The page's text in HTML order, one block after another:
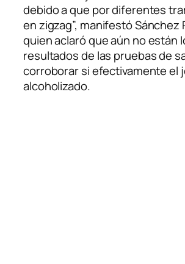
debido a que por diferentes
en zigzag”, manifestó Sánchez
quien aclaró que aún no están
resultados de las pruebas de
corroborar si efectivamente el
alcoholizado.